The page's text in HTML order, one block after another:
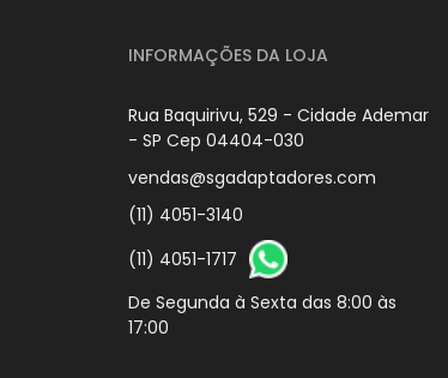
INFORMAÇÕES DA LOJA
Rua Baquirivu, 529 - Cidade Ademar
- SP Cep 04404-030
vendas@sgadaptadores.com
(11) 4051-3140
(11) 4051-1717
De Segunda à Sexta das 8:00 às
17:00